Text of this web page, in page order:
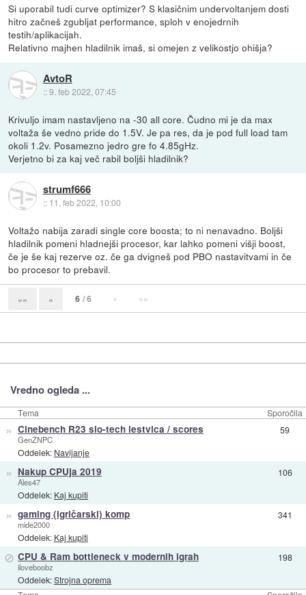
Si uporabil tudi curve optimizer? S klasičnim undervoltanjem dosti
hitro začneš zgubljat performance, sploh v enojedrnih
testih/aplikacijah.
Relativno majhen hladilnik imaš, si omejen z velikostjo ohišja?
AvtoR
::9. feb 2022, 07:45
Krivuljo imam nastavljeno na -30 all core. Čudno mi je da max
voltaža še vedno pride do 1.5V. Je pa res, da je pod full load tam
okoli 1.2v. Posamezno jedro gre fo 4.85gHz.
Verjetno bi za kaj več rabil boljši hladilnik?
strumf666
:: 11. feb 2022, 10:00
Voltažo nabija zaradi single core boosta; to ni nenavadno. Boljši
hladilnik pomeni hladnejši procesor, kar lahko pomeni višji boost,
če je še kaj rezerve oz. če ga dvigneš pod PBO nastavitvami in če
bo procesor to prebavil.
«« « 6 / 6 » »»
Vredno ogleda ...
Tema Sporočila
» Cinebench R23 slo-tech lestvica / scores
GenZNPC
Oddelek: Navijanje
59
» Nakup CPUja 2019
Ales47
Oddelek: Kaj kupiti
106
» gaming (igričarski) komp
mide2000
Oddelek: Kaj kupiti
341
⊘ CPU & Ram bottleneck v modernih igrah
iloveboobz
Oddelek:Strojna oprema
198